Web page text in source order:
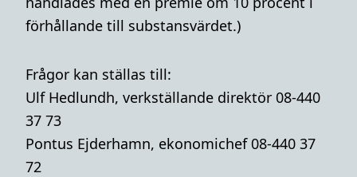
förhållande till substansvärdet.)
Frågor kan ställas till:
Ulf Hedlundh, verkställande direktör 08-440
37 73
Pontus Ejderhamn, ekonomichef 08-440 37
72